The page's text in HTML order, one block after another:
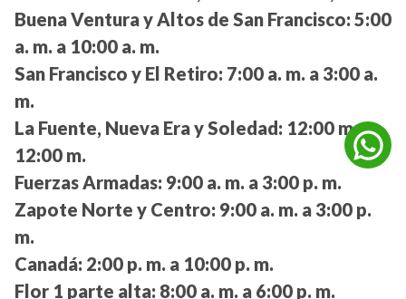
Buena Ventura y Altos de San Francisco: 5:00
a. m. a 10:00 a. m.
San Francisco y El Retiro: 7:00 a. m. a 3:00 a.
m.
La Fuente, Nueva Era y Soledad: 12:00 m. a
12:00 m.
Fuerzas Armadas: 9:00 a. m. a 3:00 p. m.
Zapote Norte y Centro: 9:00 a. m. a 3:00 p.
m.
Canadá: 2:00 p. m. a 10:00 p. m.
Flor 1 parte alta: 8:00 a. m. a 6:00 p. m.